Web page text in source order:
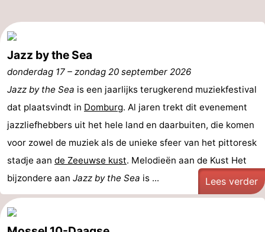
Jazz by the Sea
donderdag 17 – zondag 20 september 2026
Jazz by the Sea is een jaarlijks terugkerend muziekfestival
dat plaatsvindt in Domburg. Al jaren trekt dit evenement
jazzliefhebbers uit het hele land en daarbuiten, die komen
voor zowel de muziek als de unieke sfeer van het pittoresk
stadje aan de Zeeuwse kust. Melodieën aan de Kust Het
bijzondere aan Jazz by the Sea is ... Lees verder